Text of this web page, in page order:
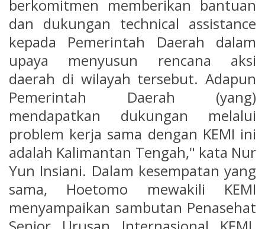
berkomitmen memberikan bantuan
dan dukungan technical assistance
kepada Pemerintah Daerah dalam
upaya menyusun rencana aksi
daerah di wilayah tersebut. Adapun
Pemerintah Daerah (yang)
mendapatkan dukungan melalui
problem kerja sama dengan KEMI ini
adalah Kalimantan Tengah," kata Nur
Yun Insiani. Dalam kesempatan yang
sama, Hoetomo mewakili KEMI
menyampaikan sambutan Penasehat